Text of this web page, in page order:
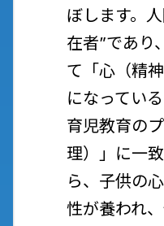
ぼします。
在者”であり
て「心（精
になっている
育児教育の
理）」に一
ら、子供の
性が養われ